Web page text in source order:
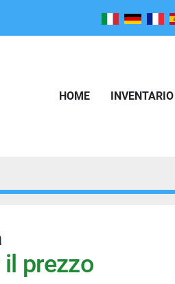
HOME INVENTARIO
prezzo